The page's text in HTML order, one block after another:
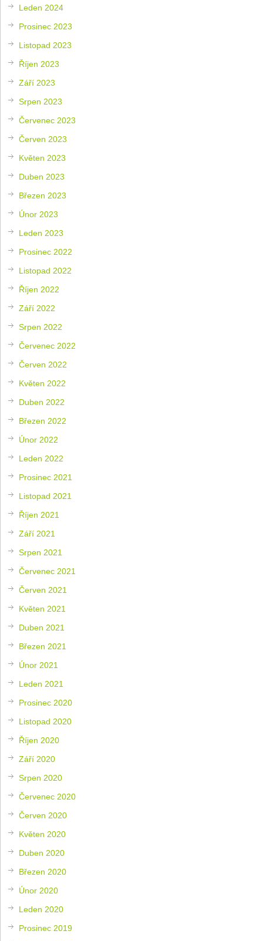
Leden 2024
Prosinec 2023
Listopad 2023
Říjen 2023
Září 2023
Srpen 2023
Červenec 2023
Červen 2023
Květen 2023
Duben 2023
Březen 2023
Únor 2023
Leden 2023
Prosinec 2022
Listopad 2022
Říjen 2022
Září 2022
Srpen 2022
Červenec 2022
Červen 2022
Květen 2022
Duben 2022
Březen 2022
Únor 2022
Leden 2022
Prosinec 2021
Listopad 2021
Říjen 2021
Září 2021
Srpen 2021
Červenec 2021
Červen 2021
Květen 2021
Duben 2021
Březen 2021
Únor 2021
Leden 2021
Prosinec 2020
Listopad 2020
Říjen 2020
Září 2020
Srpen 2020
Červenec 2020
Červen 2020
Květen 2020
Duben 2020
Březen 2020
Únor 2020
Leden 2020
Prosinec 2019